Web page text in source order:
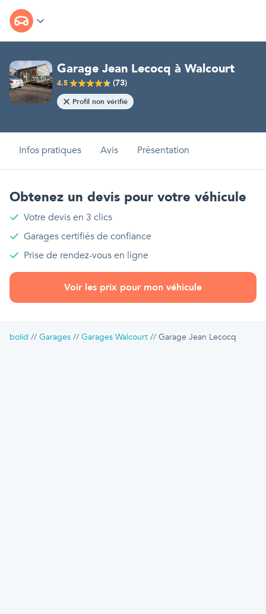
Garage Jean Lecocq à Walcourt
4.5 (73)
Profil non vérifié
Infos pratiques Avis Présentation
Obtenez un devis pour votre véhicule
Votre devis en 3 clics
Garages certifiés de confiance
Prise de rendez-vous en ligne
Voir les prix pour mon véhicule
bolid Garages Garages Walcourt Garage Jean Lecocq